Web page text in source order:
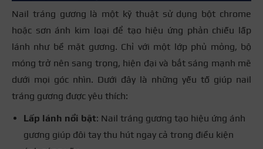
Nail tráng gương là một kỹ thuật sử dụng bột chrome
hoặc sơn ánh kim loại để tạo hiệu ứng phản chiếu lấp
lánh như bề mặt gương. Chỉ với một lớp phủ mỏng, bộ
móng trở nên sang trọng, hiện đại và bắt sáng mạnh mẽ
dưới mọi góc nhìn. Dưới đây là những yếu tố giúp nail
tráng gương được yêu thích:
Lấp lánh nổi bật: Nail tráng gương tạo hiệu ứng ánh
gương giúp đôi tay thu hút ngay cả trong điều kiện